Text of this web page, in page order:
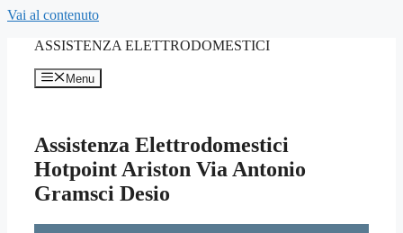
Vai al contenuto
ASSISTENZA ELETTRODOMESTICI
Menu
Assistenza Elettrodomestici
Hotpoint Ariston Via Antonio
Gramsci Desio